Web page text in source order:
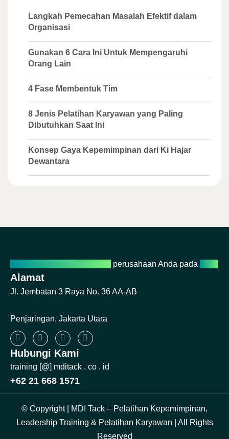
Langkah Pemecahan Masalah Efektif dalam
Organisasi
Gunakan 6 Cara Ini Untuk Mempengaruhi
Orang Lain
4 Fase Membentuk Tim
8 Jenis Pelatihan Karyawan yang Paling
Dibutuhkan Saat Ini
Konsep Gaya Kepemimpinan dari Ki Hajar
Dewantara
perusahaan Anda pada
Alamat
Jl. Jembatan 3 Raya No. 36 AA-AB
Penjaringan, Jakarta Utara
Hubungi Kami
training [@] mditack . co . id
+62 21 668 1571
© Copyright | MDI Tack – Pelatihan Kepemimpinan,
Leadership Training & Pelatihan Karyawan | All Rights
Reserved